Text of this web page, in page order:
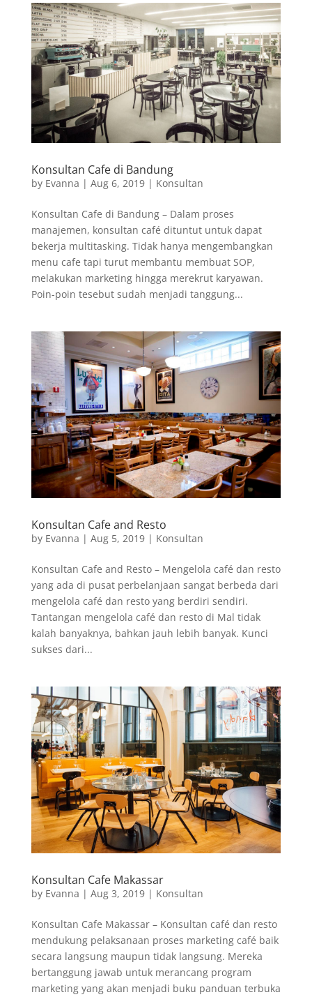
Konsultan Cafe di Bandung
by Evanna | Aug 6, 2019| Konsultan
Konsultan Cafe di Bandung – Dalam proses
manajemen, konsultan café dituntut untuk dapat
bekerja multitasking. Tidak hanya mengembangkan
menu cafe tapi turut membantu membuat SOP,
melakukan marketing hingga merekrut karyawan.
Poin-poin tesebut sudah menjadi tanggung...
Konsultan Cafe and Resto
by Evanna | Aug 5, 2019| Konsultan
Konsultan Cafe and Resto – Mengelola café dan resto
yang ada di pusat perbelanjaan sangat berbeda dari
mengelola café dan resto yang berdiri sendiri.
Tantangan mengelola café dan resto di Mal tidak
kalah banyaknya, bahkan jauh lebih banyak. Kunci
sukses dari...
Konsultan Cafe Makassar
by Evanna | Aug 3, 2019| Konsultan
Konsultan Cafe Makassar – Konsultan café dan resto
mendukung pelaksanaan proses marketing café baik
secara langsung maupun tidak langsung. Mereka
bertanggung jawab untuk merancang program
marketing yang akan menjadi buku panduan terbuka